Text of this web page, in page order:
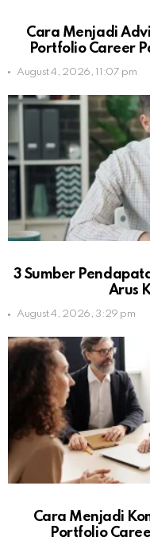
Cara Menjadi
Portfolio Career
August 4, 2026, 11:07 pm
3 Sumber
Arus
August 4, 2026, 3:29 pm
Cara Menjadi
Portfolio